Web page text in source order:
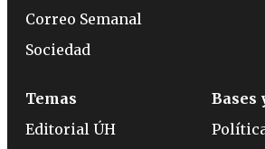
Correo Semanal
Sociedad
Temas
Editorial ÚH
Bases